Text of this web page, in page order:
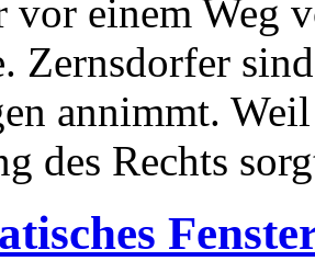
vor einem Weg
Zernsdorfer
annimmt.
des Rechts